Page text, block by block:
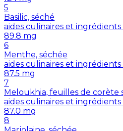
5
Basilic, séché
aides culinaires et ingrédients
89.8 mg
6
Menthe, séchée
aides culinaires et ingrédients
87.5 mg
7
Meloukhia, feuilles de corète
aides culinaires et ingrédients
87.0 mg
8